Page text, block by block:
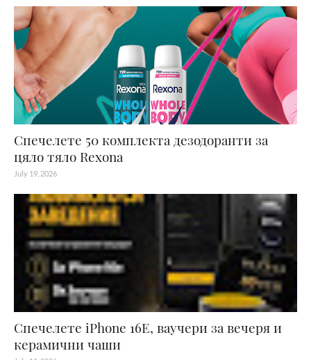
Спечелете 50 комплекта дезодоранти за
цяло тяло Rexona
July 19, 2026
Спечелете iPhone 16E, ваучери за вечеря и
керамични чаши